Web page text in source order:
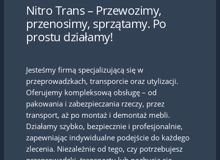
Nitro Trans – Przewozimy,
przenosimy, sprzątamy. Po
prostu działamy!
Jesteśmy firmą specjalizującą się w
przeprowadzkach, transporcie oraz utylizacji.
Oferujemy kompleksową obsługę – od
pakowania i zabezpieczania rzeczy, przez
transport, aż po montaż i demontaż mebli.
Działamy szybko, bezpiecznie i profesjonalnie,
zapewniając indywidualne podejście do każdego
zlecenia. Niezależnie od tego, czy potrzebujesz